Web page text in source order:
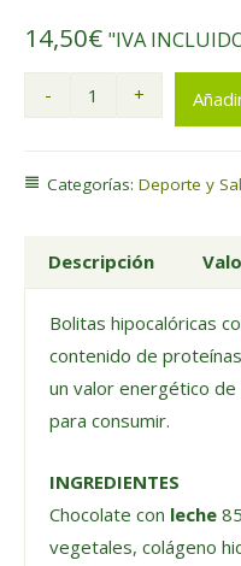
14,50€ "IVA
- +
Categorías: Deporte y
Descripción
Bolitas hipocalóricas
contenido de
un valor energético de
para consumir.
INGREDIENTES
Chocolate con leche
vegetales, colágeno